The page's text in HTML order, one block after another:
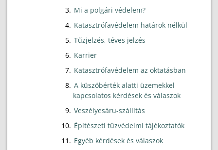
Mi a polgári védelem?
Katasztrófavédelem határok nélkül
Tűzjelzés, téves jelzés
Karrier
Katasztrófavédelem az oktatásban
A küszöbérték alatti üzemekkel
kapcsolatos kérdések és válaszok
Veszélyesáru-szállítás
Építészeti tűzvédelmi tájékoztatók
Egyéb kérdések és válaszok